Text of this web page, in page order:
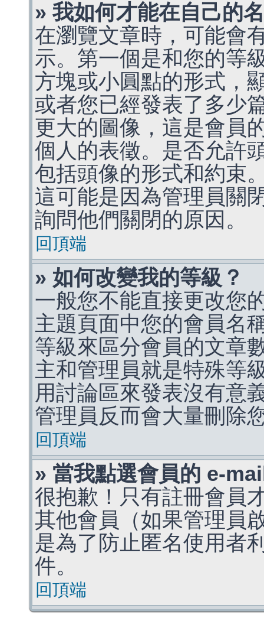
» 我如何才能在自己的
在瀏覽文章時，可能會
示。第一個是和您的等
方塊或小圓點的形式，
或者您已經發表了多少
更大的圖像，這是會員
個人的表徵。是否允許
包括頭像的形式和約束
這可能是因為管理員關
詢問他們關閉的原因。
回頂端
» 如何改變我的等級？
一般您不能直接更改您
主題頁面中您的會員名
等級來區分會員的文章
主和管理員就是特殊等
用討論區來發表沒有意
管理員反而會大量刪除
回頂端
» 當我點選會員的 e-
很抱歉！只有註冊會員
其他會員（如果管理員
是為了防止匿名使用者
件。
回頂端